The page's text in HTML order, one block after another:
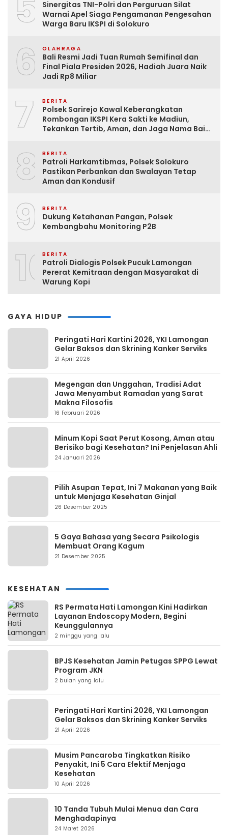
Sinergitas TNI-Polri dan Perguruan Silat
Warnai Apel Siaga Pengamanan Pengesahan
Warga Baru IKSPI di Solokuro
6 OLAHRAGA
Bali Resmi Jadi Tuan Rumah Semifinal dan
Final Piala Presiden 2026, Hadiah Juara Naik
Jadi Rp8 Miliar
7 BERITA
Polsek Sarirejo Kawal Keberangkatan
Rombongan IKSPI Kera Sakti ke Madiun,
Tekankan Tertib, Aman, dan Jaga Nama Baik
8 BERITA
Patroli Harkamtibmas, Polsek Solokuro
Pastikan Perbankan dan Swalayan Tetap
Aman dan Kondusif
9 BERITA
Dukung Ketahanan Pangan, Polsek
Kembangbahu Monitoring P2B
10BERITA
Patroli Dialogis Polsek Pucuk Lamongan
Pererat Kemitraan dengan Masyarakat di
Warung Kopi
GAYA HIDUP
Peringati Hari Kartini 2026, YKI Lamongan
Gelar Baksos dan Skrining Kanker Serviks
21 April 2026
Megengan dan Unggahan, Tradisi Adat
Jawa Menyambut Ramadan yang Sarat
Makna Filosofis
16 Februari 2026
Minum Kopi Saat Perut Kosong, Aman atau
Berisiko bagi Kesehatan? Ini Penjelasan Ahli
24 Januari 2026
Pilih Asupan Tepat, Ini 7 Makanan yang Baik
untuk Menjaga Kesehatan Ginjal
26 Desember 2025
5 Gaya Bahasa yang Secara Psikologis
Membuat Orang Kagum
21 Desember 2025
KESEHATAN
RS Permata Hati Lamongan Kini Hadirkan
Layanan Endoscopy Modern, Begini
Keunggulannya
2 minggu yang lalu
BPJS Kesehatan Jamin Petugas SPPG Lewat
Program JKN
2 bulan yang lalu
Peringati Hari Kartini 2026, YKI Lamongan
Gelar Baksos dan Skrining Kanker Serviks
21 April 2026
Musim Pancaroba Tingkatkan Risiko
Penyakit, Ini 5 Cara Efektif Menjaga
Kesehatan
10 April 2026
10 Tanda Tubuh Mulai Menua dan Cara
Menghadapinya
24 Maret 2026